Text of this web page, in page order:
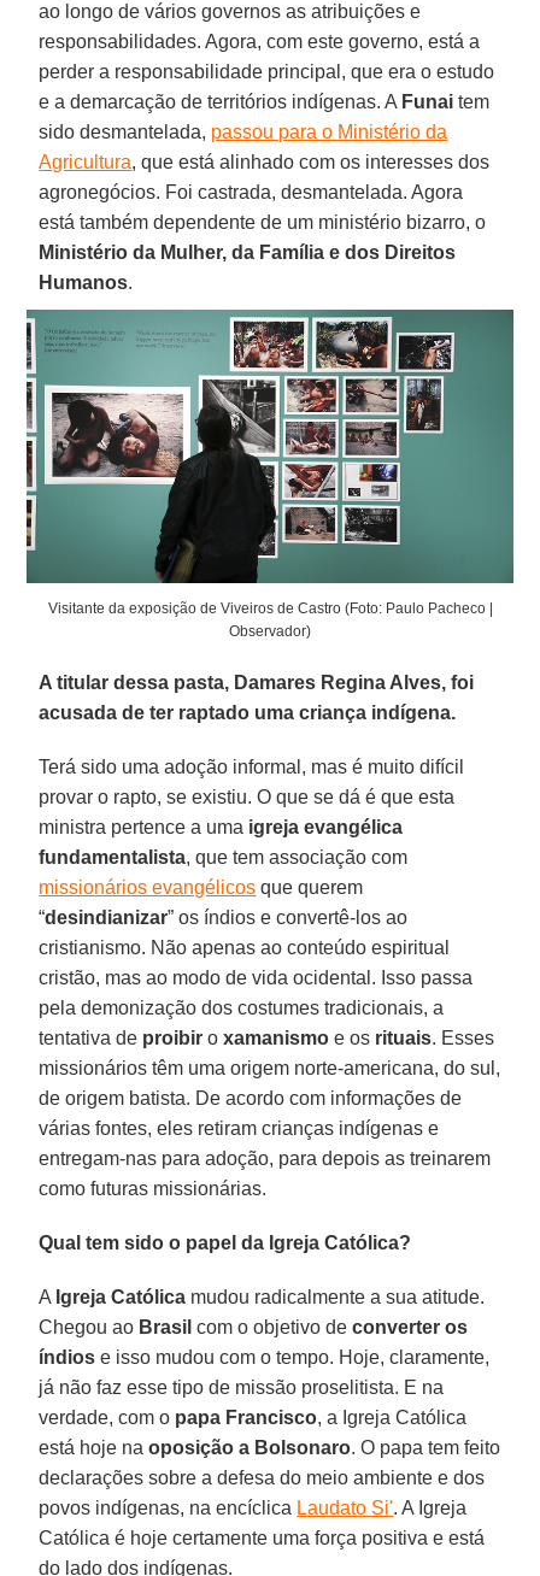
ao longo de vários governos as atribuições e
responsabilidades. Agora, com este governo, está a
perder a responsabilidade principal, que era o estudo
e a demarcação de territórios indígenas. A Funai tem
sido desmantelada, passou para o Ministério da
Agricultura, que está alinhado com os interesses dos
agronegócios. Foi castrada, desmantelada. Agora
está também dependente de um ministério bizarro, o
Ministério da Mulher, da Família e dos Direitos
Humanos.
Visitante da exposição de Viveiros de Castro (Foto: Paulo Pacheco |
Observador)
A titular dessa pasta, Damares Regina Alves, foi
acusada de ter raptado uma criança indígena.
Terá sido uma adoção informal, mas é muito difícil
provar o rapto, se existiu. O que se dá é que esta
ministra pertence a uma igreja evangélica
fundamentalista, que tem associação com
missionários evangélicos que querem
“desindianizar” os índios e convertê-los ao
cristianismo. Não apenas ao conteúdo espiritual
cristão, mas ao modo de vida ocidental. Isso passa
pela demonização dos costumes tradicionais, a
tentativa de proibir oxamanismo e os rituais. Esses
missionários têm uma origem norte-americana, do sul,
de origem batista. De acordo com informações de
várias fontes, eles retiram crianças indígenas e
entregam-nas para adoção, para depois as treinarem
como futuras missionárias.
Qual tem sido o papel da Igreja Católica?
A Igreja Católica mudou radicalmente a sua atitude.
Chegou ao Brasil com o objetivo de converter os
índios e isso mudou com o tempo. Hoje, claramente,
já não faz esse tipo de missão proselitista. E na
verdade, com o papa Francisco, a Igreja Católica
está hoje naoposição a Bolsonaro. O papa tem feito
declarações sobre a defesa do meio ambiente e dos
povos indígenas, na encíclica Laudato Si'. A Igreja
Católica é hoje certamente uma força positiva e está
do lado dos indígenas.